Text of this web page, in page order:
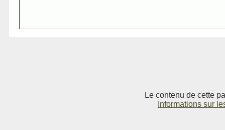
Le contenu de cette
Informations sur